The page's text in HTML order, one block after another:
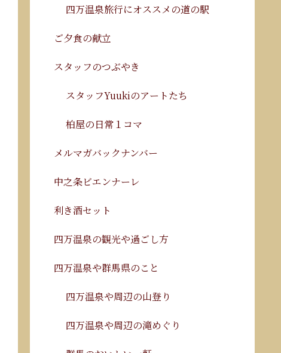
四万温泉旅行にオススメの道の駅
ご夕食の献立
スタッフのつぶやき
スタッフYuukiのアートたち
柏屋の日常１コマ
メルマガバックナンバー
中之条ビエンナーレ
利き酒セット
四万温泉の観光や過ごし方
四万温泉や群馬県のこと
四万温泉や周辺の山登り
四万温泉や周辺の滝めぐり